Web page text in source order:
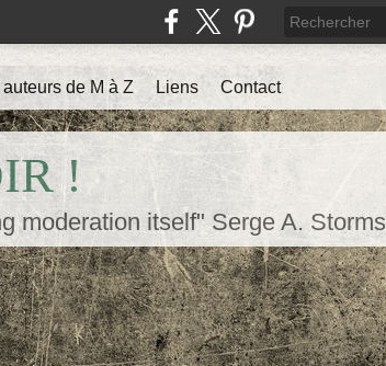
!
moderation itself" Serge A. Storms
auteurs de M à Z Liens Contact